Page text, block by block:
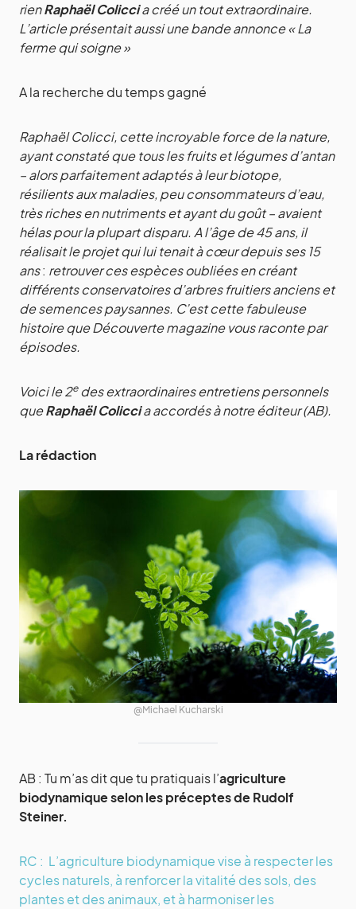
rienRaphaël Coliccia créé un tout extraordinaire.
L’article présentait aussi une bande annonce « La
ferme qui soigne »
A la recherche du temps gagné
Raphaël Colicci, cette incroyable force de la nature,
ayant constaté que tous les fruits et légumes d’antan
– alors parfaitement adaptés à leur biotope,
résilients aux maladies, peu consommateurs d’eau,
très riches en nutriments et ayant du goût – avaient
hélas pour la plupart disparu. A l’âge de 45 ans, il
réalisait le projet qui lui tenait à cœur depuis ses 15
ans: retrouver ces espèces oubliées en créant
différents conservatoires d’arbres fruitiers anciens et
de semences paysannes. C’est cette fabuleuse
histoire que Découverte magazine vous raconte par
épisodes.
Voici le 2edes extraordinaires entretiens personnels
queRaphaël Coliccia accordés à notre éditeur (AB).
La rédaction
@Michael Kucharski
AB : Tu m’as dit que tu pratiquais l’agriculture
biodynamique selon les préceptes de Rudolf
Steiner.
RC : L’agriculture biodynamique vise à respecter les
cycles naturels, à renforcer la vitalité des sols, des
plantes et des animaux, et à harmoniser les